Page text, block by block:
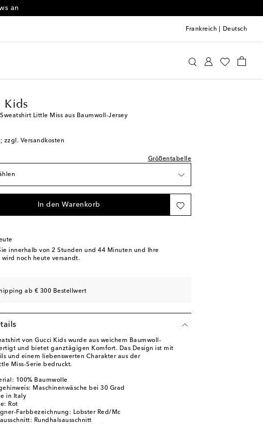
an
Frankreich Deutsch
Kids
Little Miss aus Baumwoll-Jersey
price
zzgl. Versandkosten
Größentabelle
Artikel
Wunschliste
Verfügbarkeit
Verfügbarkeit
Verfügbarkeit
In den Warenkorb
innerhalb von 2 Stunden und 44 Minuten und Ihre
wird noch heute versandt.
ab € 300 Bestellwert
von Gucci Kids wurde aus weichem Baumwoll-
und bietet ganztägigen Komfort. Das Design ist mit
und einem liebenswerten Charakter aus der
Miss-Serie bedruckt.
100% Baumwolle
Maschinenwäsche bei 30 Grad
in Italy
Rot
Farbbezeichnung: Lobster Red/Mc
Rundhalsausschnitt